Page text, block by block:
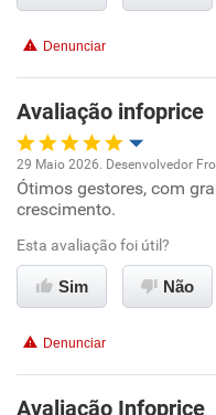
Denunciar
Avaliação infoprice
Oportunidade de
Ambiente de trabalho
Conciliação com a vida
29 Maio 2026. Desenvolvedor
Ótimos gestores, com
crescimento.
Esta avaliação foi útil?
Sim Não
Denunciar
Avaliação Infoprice